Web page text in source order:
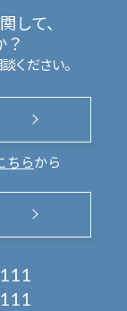
して、
？
ください。
ちらから